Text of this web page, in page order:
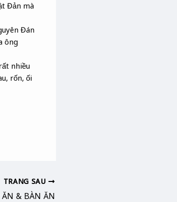
Đản mà
Đán
ông
nhiều
rốn, ối
TRANG SAU
& BÀN ĂN